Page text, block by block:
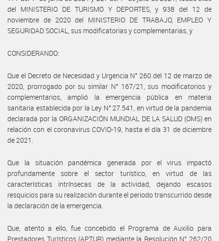
del MINISTERIO DE TURISMO Y DEPORTES, y 938 del 12 de
noviembre de 2020 del MINISTERIO DE TRABAJO, EMPLEO Y
SEGURIDAD SOCIAL, sus modificatorias y complementarias, y
CONSIDERANDO:
Que el Decreto de Necesidad y Urgencia N° 260 del 12 de marzo de
2020, prorrogado por su similar N° 167/21, sus modificatorios y
complementarios, amplió la emergencia pública en materia
sanitaria establecida por la Ley N° 27.541, en virtud de la pandemia
declarada por la ORGANIZACIÓN MUNDIAL DE LA SALUD (OMS) en
relación con el coronavirus COVID-19, hasta el día 31 de diciembre
de 2021.
Que la situación pandémica generada por el virus impactó
profundamente sobre el sector turístico, en virtud de las
características intrínsecas de la actividad, dejando escasos
resquicios para su realización durante el periodo transcurrido desde
la declaración de la emergencia.
Que, atento a ello, fue concebido el Programa de Auxilio para
Prestadores Turísticos (APTUR) mediante la Resolución N° 262/20